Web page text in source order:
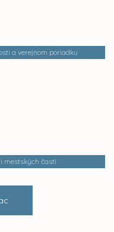
a verejnom poriadku
mestských častí